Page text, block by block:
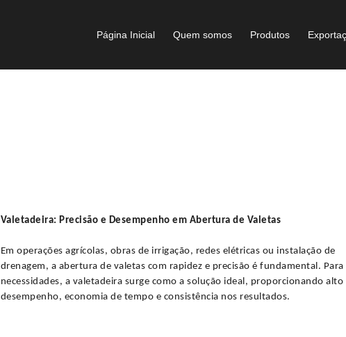
Página Inicial Quem somos Produtos
Valetadeira: Precisão e Desempenho em Abertura de Valetas
Em operações agrícolas, obras de irrigação, redes elétricas ou instalação de
drenagem, a abertura de valetas com rapidez e precisão é fundamental. Para
necessidades, a valetadeira surge como a solução ideal, proporcionando alto
desempenho, economia de tempo e consistência nos resultados.